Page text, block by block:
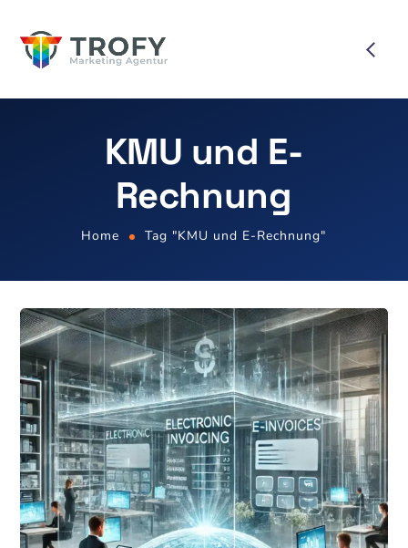
KMU und E-
Rechnung
Home Tag "KMU und E-Rechnung"